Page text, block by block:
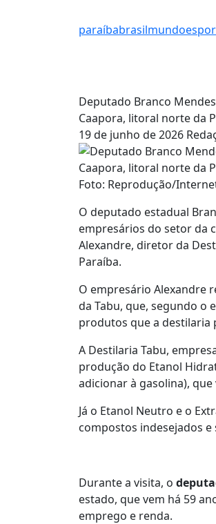
paraíbabrasilmundo
Deputado Branco
Caapora, litoral norte da
19 de junho de 2026
Foto: Reprodução/
O deputado estadual
empresários do setor da
Alexandre, diretor da
Paraíba.
O empresário Alexandre
da Tabu, que, segundo o
produtos que a destilaria
A Destilaria Tabu,
produção do Etanol
adicionar à gasolina),
Já o Etanol Neutro e o
compostos indesejados
Durante a visita, o
estado, que vem há 59
emprego e renda.